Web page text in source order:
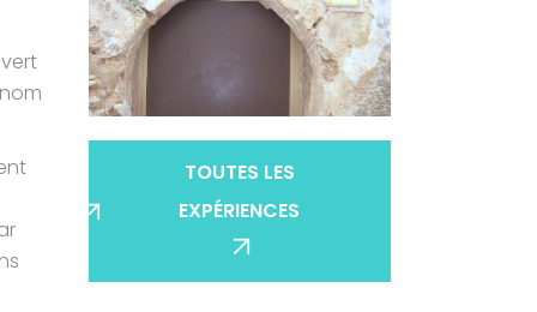
TOUTES LES
EXPÉRIENCES